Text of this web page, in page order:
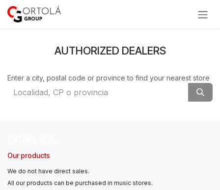
Skip to Content
AUTHORIZED DEALERS
Enter a city, postal code or province to find your nearest store
Our products
We do not have direct sales.
All our products can be purchased in music stores.